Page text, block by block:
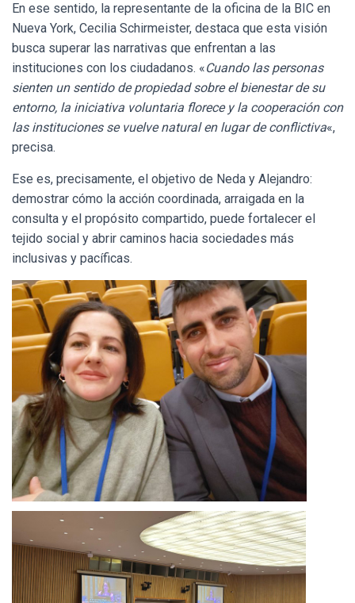
En ese sentido, la representante de la oficina de la BIC en
Nueva York, Cecilia Schirmeister, destaca que esta visión
busca superar las narrativas que enfrentan a las
instituciones con los ciudadanos. «Cuando las personas
sienten un sentido de propiedad sobre el bienestar de su
entorno, la iniciativa voluntaria florece y la cooperación con
las instituciones se vuelve natural en lugar de conflictiva«,
precisa.
Ese es, precisamente, el objetivo de Neda y Alejandro:
demostrar cómo la acción coordinada, arraigada en la
consulta y el propósito compartido, puede fortalecer el
tejido social y abrir caminos hacia sociedades más
inclusivas y pacíficas.